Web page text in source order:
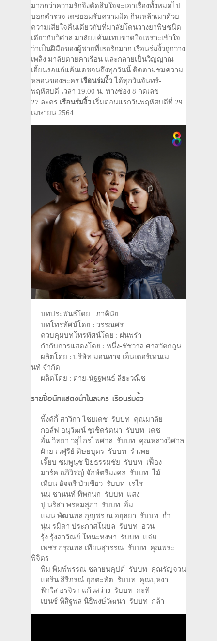
มากกว่าความรักจึงตัดสินใจจะเอาเรื่องทั้งหมดไป
บอกตำรวจ เดชยอมรับความผิด กินเหล้าเมาด้วย
ความเสียใจคืนเดียวกับที่มาลัยโดนวางยาพิษชนิด
เดียวกับวิศาล มาลัยแค้นแทบขาดใจเพราะเข้าใจ
ว่าเป็นฝีมือของผู้ชายที่เธอรักมาก เรือนร่มงิ้วถูกวาง
เพลิง มาลัยตายคาเรือน และกลายเป็นวิญญาณ
เฮี้ยนรอแก้แค้นเดชจนถึงทุกวันนี้ ติดตามชมความ
หลอนของละคร เรือนร่มงิ้ว ได้ทุกวันจันทร์-
พฤหัสบดี เวลา 19.00 น. ทางช่อง 8 กดเลข
27 ละคร เรือนร่มงิ้ว เริ่มตอนแรกวันพฤหัสบดีที่ 29
เมษายน 2564
บทประพันธ์โดย : ภาคินัย
บทโทรทัศน์โดย : วรรณศร
ควบคุมบทโทรทัศน์โดย : ฝนพรำ
กำกับการแสดงโดย : หนึ่ง-ชัชวาล ศาสวัตกลูน
ผลิตโดย : บริษัท มอนทาจ เอ็นเตอร์เทนเม
นท์ จำกัด
ผลิตโดย : ต่าย-นัฐฐพนธ์ ลียะวณิช
รายชื่อนักแสดงนำในละคร เรือนร่มงิ้ว
พิ้งค์กี้ สาวิกา ไชยเดช รับบท คุณมาลัย
กอล์ฟ อนุวัฒน์ ชูเชิดรัตนา รับบท เดช
อั๋น วิทยา วสุไกรไพศาล รับบท คุณหลวงวิศาล
ฝ้าย เวฬุรีย์ ดิษยบุตร รับบท รำเพย
เจี๊ยบ ชมพูนุช ปิยธรรมชัย รับบท เฟื้อง
มาร์ค อภิวิชญ์ จักษ์ตรีมงคล รับบท ไม้
เทียน อัจฉรี บัวเขียว รับบท เรไร
นน ชานนท์ ทิพกนก รับบท แสง
ปู นริสา พรหมสุภา รับบท อิ่ม
แมน พัฒนพล กุญชร ณ อยุธยา รับบท ก่ำ
นุ่น รมิดา ประภาสโนบล รับบท อวน
รุ้ง รุ้งลาวัณย์ โทนะหงษา รับบท แจ่ม
เพชร กรุณพล เทียนสุวรรณ รับบท คุณพระ
พิจิตร
พิม พิมพ์พรรณ ชลายนคุปต์ รับบท คุณรัญจวน
แอริน สิรีภรณ์ ยุกตะทัต รับบท คุณบุหงา
ฟ้าใส อรจิรา แก้วสว่าง รับบท กะทิ
เบนซ์ พิสิฐพล นิธิพงษ์วัฒนา รับบท กล้า